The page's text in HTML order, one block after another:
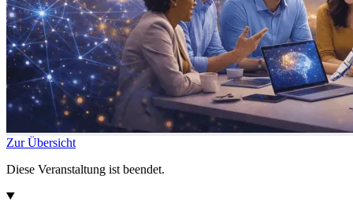
Zur Übersicht
Diese Veranstaltung ist beendet.